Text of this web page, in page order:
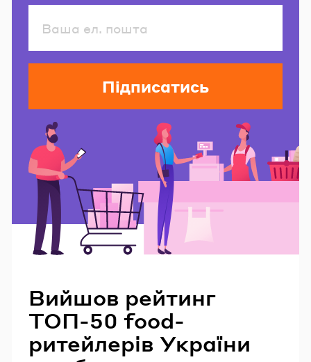
Підписатись
Вийшов рейтинг
ТОП-50 food-
ритейлерів України